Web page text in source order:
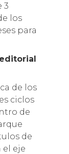
3
los
para
de los
ciclos
de
de
eje